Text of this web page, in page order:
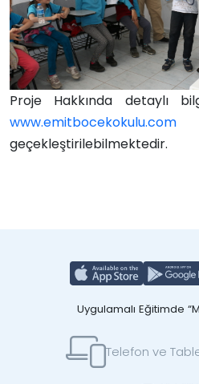
Proje Hakkında detaylı
www.emitbocekokulu.com
geçekleştirilebilmektedir.
Uygulamalı Eğitimde
Telefon ve